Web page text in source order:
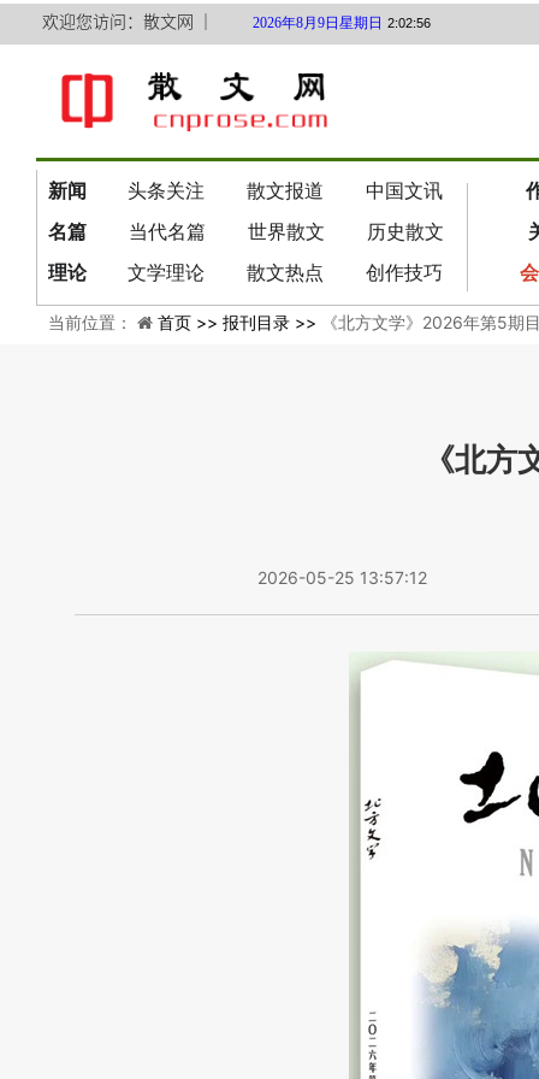
欢迎您访问：散文网 ｜
新闻 头条关注 散文报道 中国文讯
名篇
当代名篇 世界散文 历史散文
理论
文学理论 散文热点 创作技巧
2026年8月9日星期日 2:02:56
当前位置： 首页 >> 报刊目录 >> 《北方文学》2026年第5期
《北
2026-05-25 13:57:12